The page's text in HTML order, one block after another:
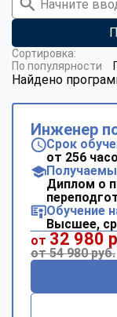
Найдено
Сортировка:
По популярности
Инженер
Срок
от 256
Диплом о
Обучение
Высшее,
от 32 980
от 54 980 руб.